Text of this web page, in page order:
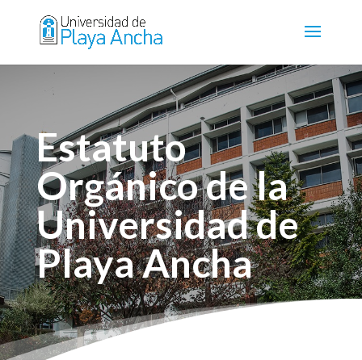
Estatuto
Orgánico de la
Universidad de
Playa Ancha